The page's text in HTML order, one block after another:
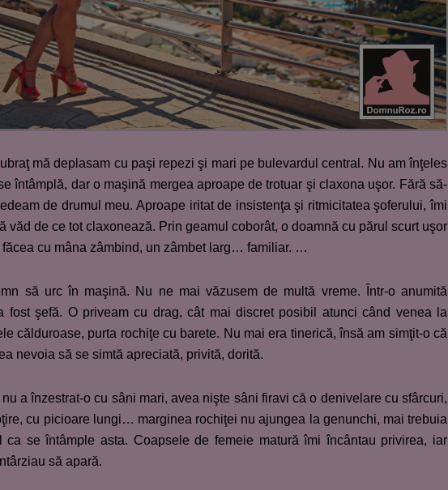
mă deplasam cu paşi repezi şi mari pe bulevardul central. Nu am înţeles
întâmplă, dar o maşină mergea aproape de trotuar şi claxona uşor. Fără să-
de drumul meu. Aproape iritat de insistenţa şi ritmicitatea şoferului, îmi
văd de ce tot claxonează. Prin geamul coborât, o doamnă cu părul scurt uşor
făcea cu mâna zâmbind, un zâmbet larg… familiar. …
să urc în maşină. Nu ne mai văzusem de multă vreme. Într-o anumită
fost şefă. O priveam cu drag, cât mai discret posibil atunci când venea la
călduroase, purta rochiţe cu barete. Nu mai era tinerică, însă am simţit-o că
nevoia să se simtă apreciată, privită, dorită.
nu a înzestrat-o cu sâni mari, avea nişte sâni firavi că o denivelare cu sfârcuri,
cu picioare lungi… marginea rochiţei nu ajungea la genunchi, mai trebuia
ca se întâmple asta. Coapsele de femeie matură îmi încântau privirea, iar
să apară.